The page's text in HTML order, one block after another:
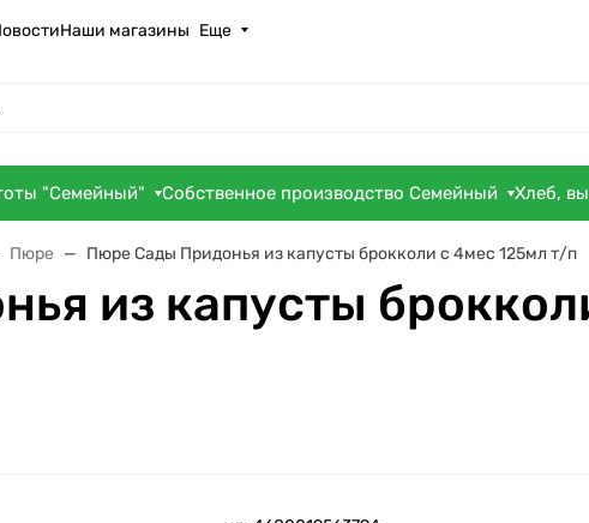
Наши магазины Еще
"Семейный" Собственное производство Семейный Хлеб,
Пюре Пюре Сады Придонья из капусты брокколи с 4мес 125мл т/п
из капусты